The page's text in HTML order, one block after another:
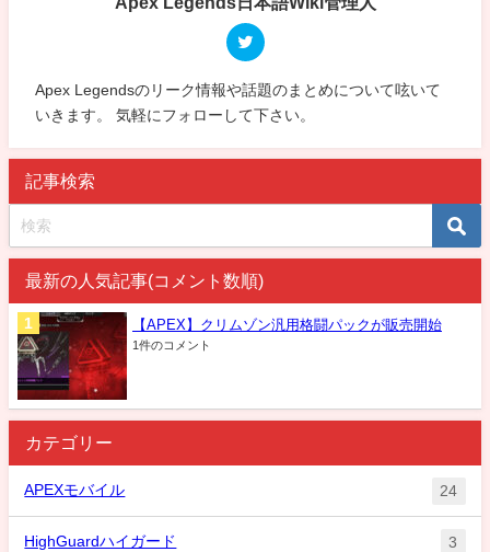
Apex Legendsのリーク情報や話題のまとめについて呟いて
いきます。 気軽にフォローして下さい。
記事検索
最新の人気記事(コメント数順)
【APEX】クリムゾン汎用格闘パックが販売開始
1件のコメント
カテゴリー
APEXモバイル 24
HighGuardハイガード 3